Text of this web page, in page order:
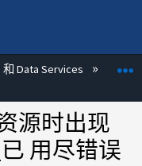
Data Services
源时出现
用尽错误